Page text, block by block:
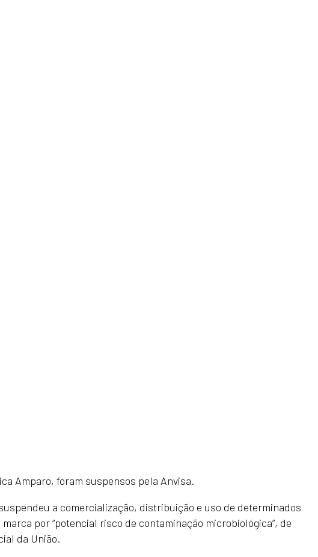
Amparo, foram suspensos pela Anvisa.
a comercialização, distribuição e uso de determinados
por “potencial risco de contaminação microbiológica”, de
da União.